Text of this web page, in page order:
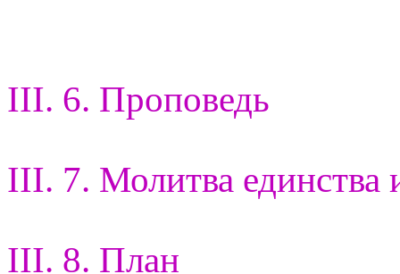
III. 6. Проповедь
III. 7. Молитва единства
III. 8. План